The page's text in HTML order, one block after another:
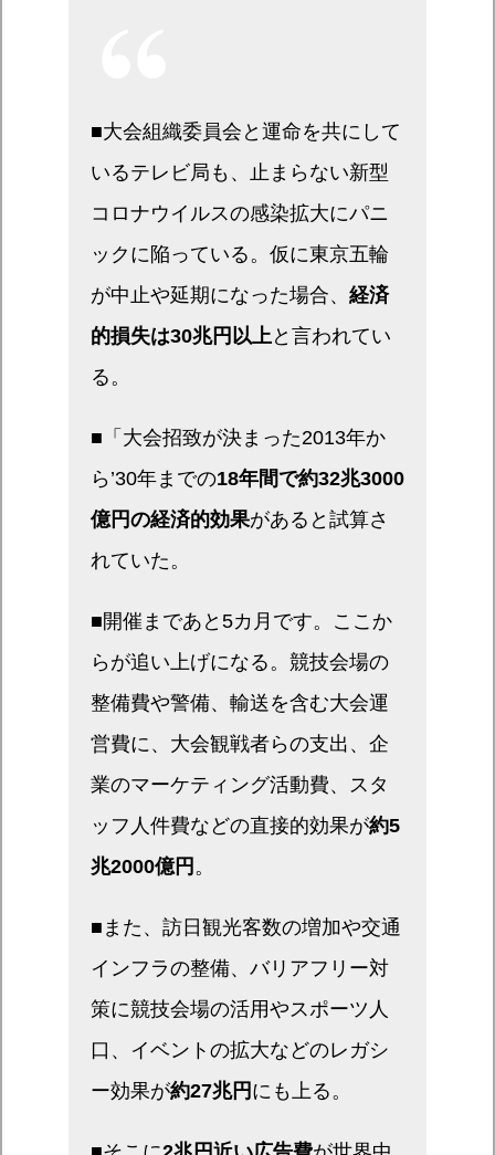
■大会組織委員会と運命を共にして
いるテレビ局も、止まらない新型
コロナウイルスの感染拡大にパニ
ックに陥っている。仮に東京五輪
が中止や延期になった場合、 経済
的損失は30兆円以上と言われてい
る。
■「大会招致が決まった2013年か
ら’30年までの18年間で約32兆3000
億円の経済的効果があると試算さ
れていた。
■開催まであと5カ月です。ここか
らが追い上げになる。競技会場の
整備費や警備、輸送を含む大会運
営費に、大会観戦者らの支出、企
業のマーケティング活動費、スタ
ッフ人件費などの直接的効果が約5
兆2000億円 。
■また、訪日観光客数の増加や交通
インフラの整備、バリアフリー対
策に競技会場の活用やスポーツ人
口、イベントの拡大などのレガシ
ー効果が約27兆円 にも上る。